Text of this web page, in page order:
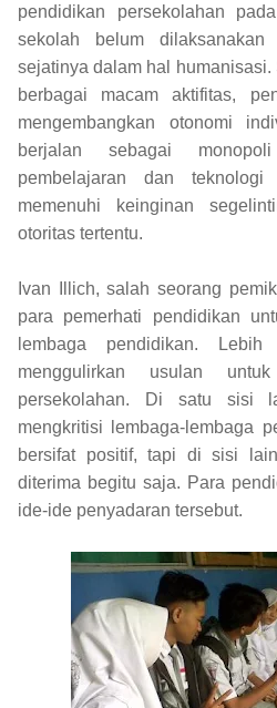
pendidikan persekolahan
sekolah belum
sejatinya dalam hal
berbagai macam aktifitas,
mengembangkan otonomi
berjalan sebagai
pembelajaran dan
memenuhi keinginan
otoritas tertentu.
Ivan Illich, salah seorang
para pemerhati pendidikan
lembaga pendidikan.
menggulirkan usulan
persekolahan. Di satu sisi
mengkritisi lembaga-lembaga
bersifat positif, tapi di sisi
diterima begitu saja. Para
ide-ide penyadaran tersebut.